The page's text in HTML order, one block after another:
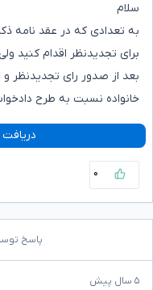
سلام
به تعدادی که در عقد نامه
برای تجدیدنظر اقدام کنید
بعد از صدور رای تجدیدنظر و
خانواده نسبت به طرح
۰
پاسخ
۵ سال پیش